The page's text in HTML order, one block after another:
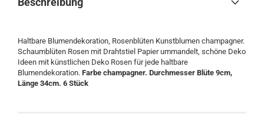
Haltbare Blumendekoration, Rosenblüten Kunstblumen champagner.
Schaumblüten Rosen mit Drahtstiel Papier ummandelt, schöne Deko
Ideen mit künstlichen Deko Rosen für jede haltbare
Blumendekoration. Farbe champagner. Durchmesser Blüte 9cm,
Länge 34cm. 6 Stück